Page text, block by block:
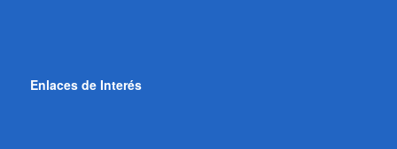
Enlaces de Interés